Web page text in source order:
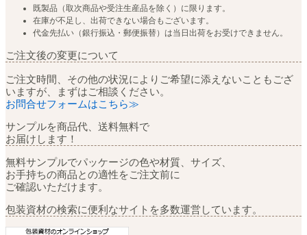
既製品（取次商品や受注生産品を除く）に限ります。
在庫が不足し、出荷できない場合もございます。
代金先払い（銀行振込・郵便振替）は当日出荷をお受けできません。
ご注文後の変更について
ご注文時間、その他の状況によりご希望に添えないこともござ
いますが、まずはご相談ください。
お問合せフォームはこちら≫
サンプルを商品代、送料無料で
お届けします！
無料サンプルでパッケージの色や材質、サイズ、
お手持ちの商品との適性をご注文前に
ご確認いただけます。
包装資材の検索に便利なサイトを多数運営しています。